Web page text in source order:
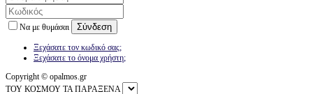
Να με θυμάσαι Σύνδεση
Ξεχάσατε τον κωδικό σας;
Ξεχάσατε το όνομα χρήστη;
Copyright © opalmos.gr
ΤΟΥ ΚΟΣΜΟΥ ΤΑ ΠΑΡΑΞΕΝΑ